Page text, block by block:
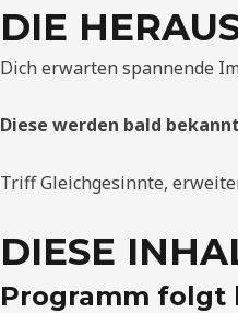
DIE
Dich erwarten spannende
Diese werden bald
Triff Gleichgesinnte,
DIESE
Programm folgt